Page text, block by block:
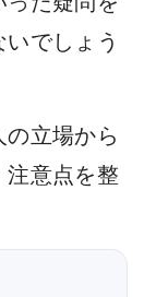
でしょう
立場から
注意点を整